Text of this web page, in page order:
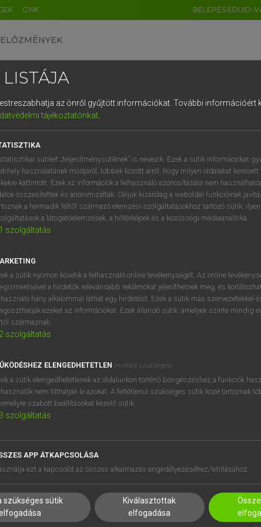
GYIK BELÉPÉS EDUID-
ELŐZMÉNYEK
szótár
VAN ELŐFIZETÉSED?
megtekintéséhez.
BELÉPÉS
próbaverziójának
regisztrálok ésbelépek.
REGISZTRÁCIÓ
SÚGÓ
RÓLUNK
SÜTI BEÁLLÍTÁSOK
az önről gyűjtött információkat. További információért
tájékoztatónkat.
sütiket „teljesítménysütiknek” is nevezik. Ezek a sütik információkat
használatának módjáról, többek között arról, hogy milyen oldalakat keresett
kattintott. Ezek az információk a felhasználó azonosítására nem
összesítettek és anonimizáltak. Céljuk kizárólag a weboldal funkcióinak
a harmadik féltől származó elemzési szolgáltatásokhoz tartozó sütik;
a látogatóelemzések, a hőtérképek és a közösségi médiaanalitika.
1 szolgáltatás
a sütik nyomon követik a felhasználó online tevékenységét. Az online
a hirdetők relevánsabb reklámokat jeleníthetnek meg, és
hány alkalommal láthat egy hirdetést. Ezek a sütik más szervezetekkel
ezeket az információkat. Ezek állandó sütik, amelyek szinte mindig
származnak.
2 szolgáltatás
ELENGEDHETETLEN (mindig szükséges)
a sütik elengedhetetlenek az oldalunkon történő böngészéshez,a funkciók
nem tilthatják le azokat. A feltétlenül szükséges sütik közé tartoznak
szabott beállításokat kezelő sütik.
3 szolgáltatás
APP ÁTKAPCSOLÁSA
ezt a kapcsolót az összes alkalmazás engedélyezéséhez/letiltásához.
szükséges sütik
Kiválasztottak
elfogadása
DE CN FR ES IT NL
1 2 3 4 5 6 7 8 9
q w e r t z u i
a s d f g h j k l é
í y x c v b n m , .